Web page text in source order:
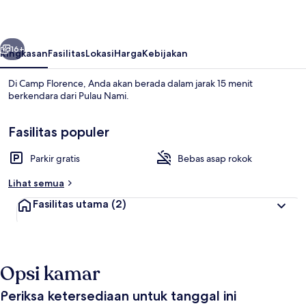
Kamar (No.3)
Berikutnya
16+
RingkasanFasilitasLokasiHargaKebijakan
Di Camp Florence, Anda akan berada dalam jarak 15 menit
berkendara dari Pulau Nami.
Fasilitas populer
Parkir gratis
Bebas asap rokok
Lihat semua
Fasilitas utama (2)
Opsi kamar
Periksa ketersediaan untuk tanggal ini